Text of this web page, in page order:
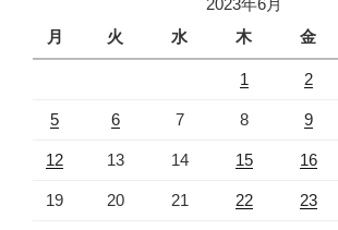
2023年6月
月
火 水 木 金
1 2
5 6 7 8 9
12 13 14 15 16
19 20 21 22 23